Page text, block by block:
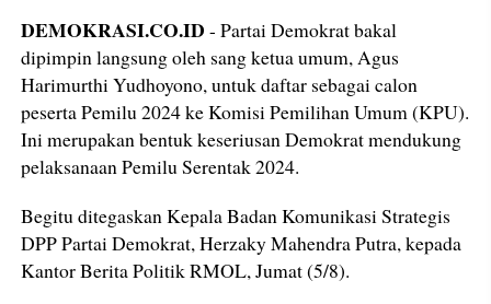
DEMOKRASI.CO.ID - Partai Demokrat bakal
dipimpin langsung oleh sang ketua umum, Agus
Harimurthi Yudhoyono, untuk daftar sebagai calon
peserta Pemilu 2024 ke Komisi Pemilihan Umum (KPU).
Ini merupakan bentuk keseriusan Demokrat mendukung
pelaksanaan Pemilu Serentak 2024.
Begitu ditegaskan Kepala Badan Komunikasi Strategis
DPP Partai Demokrat, Herzaky Mahendra Putra, kepada
Kantor Berita Politik RMOL, Jumat (5/8).